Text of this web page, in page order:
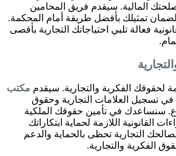
المالية. سيقدم فريق المحامين
تمثيلك بأفضل طريقة أمام المحكمة.
فعالة تلبي احتياجاتك التجارية بأقصى
لحقوقك الفكرية والتجارية. سيقدم مكتب
في تسجيل العلامات التجارية وحقوق
سنساعدك في تأمين حقوقك الملكية
القانونية اللازمة لحماية ابتكاراتك
التجارية تحظى بالحماية والدعم
الفكرية والتجارية.